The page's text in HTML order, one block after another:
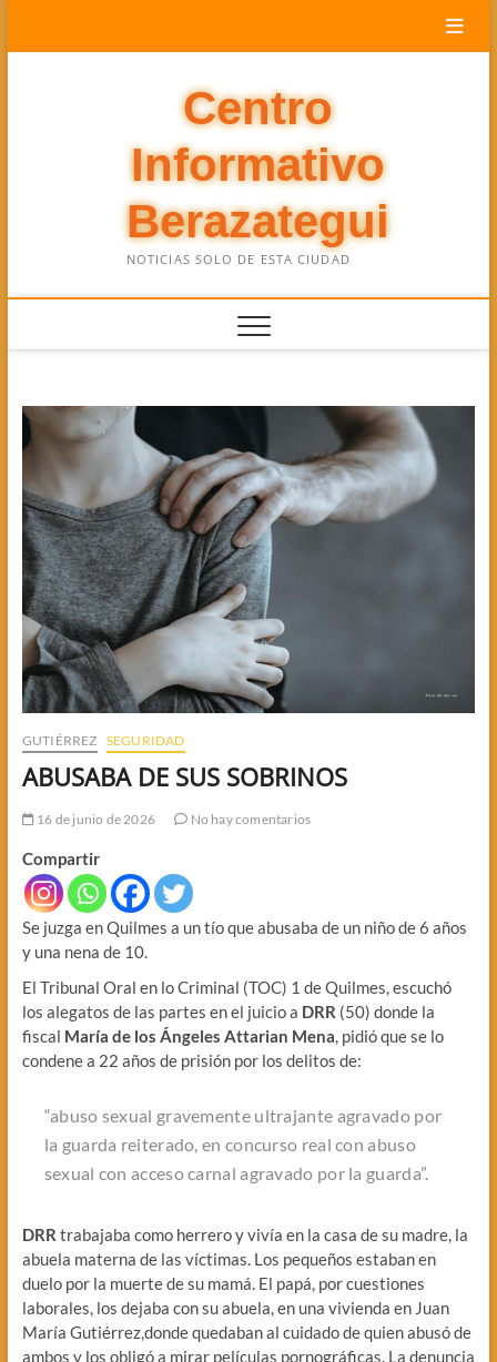
Centro
Informativo
Berazategui
NOTICIAS SOLO DE ESTA CIUDAD
GUTIÉRREZ SEGURIDAD
ABUSABA DE SUS SOBRINOS
16 de junio de 2026 No hay comentarios
Compartir
Se juzga en Quilmes a un tío que abusaba de un niño de 6 años
y una nena de 10.
El Tribunal Oral en lo Criminal (TOC) 1 de Quilmes, escuchó
los alegatos de las partes en el juicio a DRR (50) donde la
fiscal María de los Ángeles Attarian Mena, pidió que se lo
condene a 22 años de prisión por los delitos de:
“abuso sexual gravemente ultrajante agravado por
la guarda reiterado, en concurso real con abuso
sexual con acceso carnal agravado por la guarda”.
DRR trabajaba como herrero y vivía en la casa de su madre, la
abuela materna de las víctimas. Los pequeños estaban en
duelo por la muerte de su mamá. El papá, por cuestiones
laborales, los dejaba con su abuela, en una vivienda en Juan
María Gutiérrez,donde quedaban al cuidado de quien abusó de
ambos y los obligó a mirar películas pornográficas. La denuncia